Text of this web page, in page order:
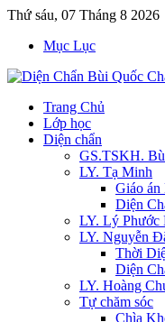
Thứ sáu, 07 Tháng 8 2026
Mục Lục
Trang Chủ
Lớp học
Diện chẩn
GS.TSKH.
LY. Tạ Minh
Giáo án
Diện
LY. Lý Phước
LY. Nguyễn
Thời
Diện
LY. Hoàng
Tự chăm sóc
Chìa